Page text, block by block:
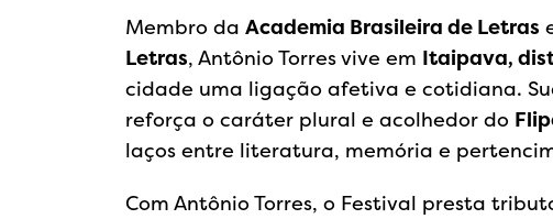
Membro da Academia Brasileira de Letras
Letras, Antônio Torres vive em Itaipava,
cidade uma ligação afetiva e cotidiana.
reforça o caráter plural e acolhedor do
laços entre literatura, memória e
Com Antônio Torres, o Festival presta